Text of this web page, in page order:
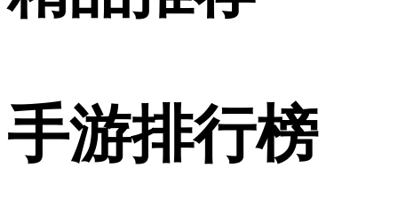
手游排行榜